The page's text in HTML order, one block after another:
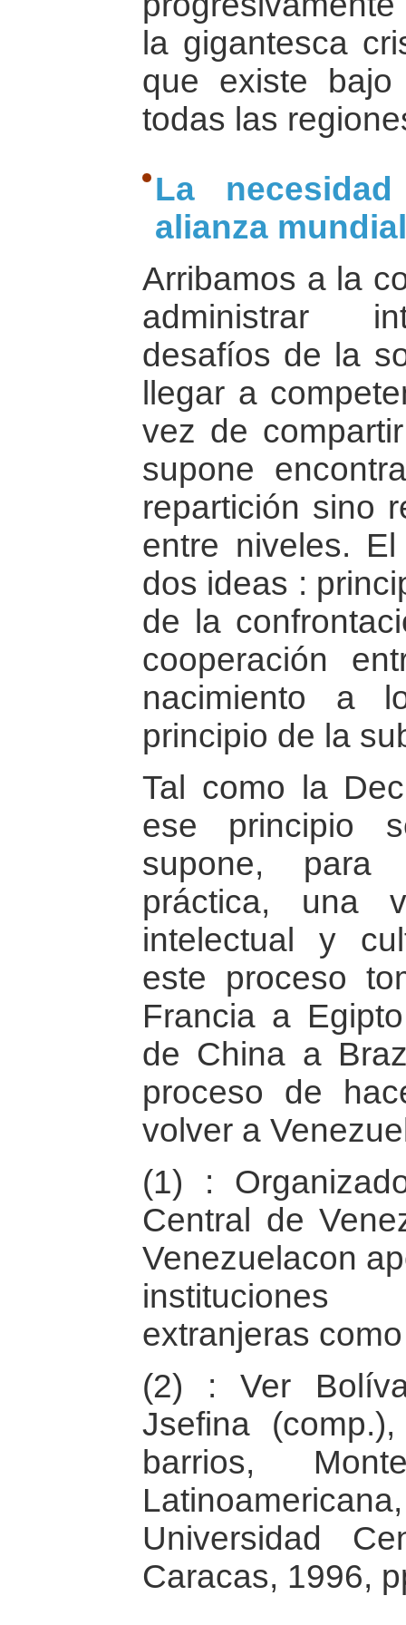
la gigantesca
que existe
todas las
La
alianza
Arribamos a la
administrar
desafíos de la
llegar a
vez de
supone
repartición sino
entre niveles.
dos ideas :
de la
cooperación
nacimiento a
principio de la
Tal como la
ese principio
supone,
práctica, una
intelectual y
este proceso
Francia a
de China a
proceso de
volver a
(1) :
Central de
Venezuelacon
extranjeras
(2) : Ver
Jsefina
barrios,
Universidad
Caracas, 1996,